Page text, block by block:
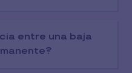
entre una baja